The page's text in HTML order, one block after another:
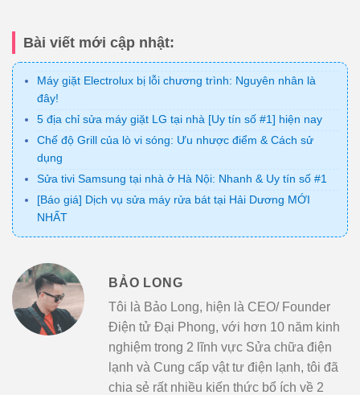
Bài viết mới cập nhật:
Máy giặt Electrolux bị lỗi chương trình: Nguyên nhân là
đây!
5 địa chỉ sửa máy giặt LG tại nhà [Uy tín số #1] hiện nay
Chế độ Grill của lò vi sóng: Ưu nhược điểm & Cách sử
dụng
Sửa tivi Samsung tại nhà ở Hà Nội: Nhanh & Uy tín số #1
[Báo giá] Dịch vụ sửa máy rửa bát tại Hải Dương MỚI
NHẤT
BẢO LONG
Tôi là Bảo Long, hiện là CEO/ Founder
Điện tử Đại Phong, với hơn 10 năm kinh
nghiệm trong 2 lĩnh vực Sửa chữa điện
lạnh và Cung cấp vật tư điện lạnh, tôi đã
chia sẻ rất nhiều kiến thức bổ ích về 2